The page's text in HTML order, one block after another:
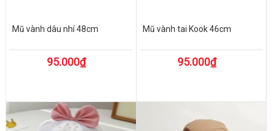
Mũ vành dâu nhí 48cm
95.000₫
Mũ vành tai Kook 46cm
95.000₫